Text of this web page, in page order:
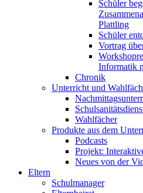
Schüler
Plattling
Schüler
Vortrag
Informatik
Chronik
Unterricht und
Wahlfächer
Produkte aus dem
Podcasts
Projekt:
Neues von der
Eltern
Schulmanager